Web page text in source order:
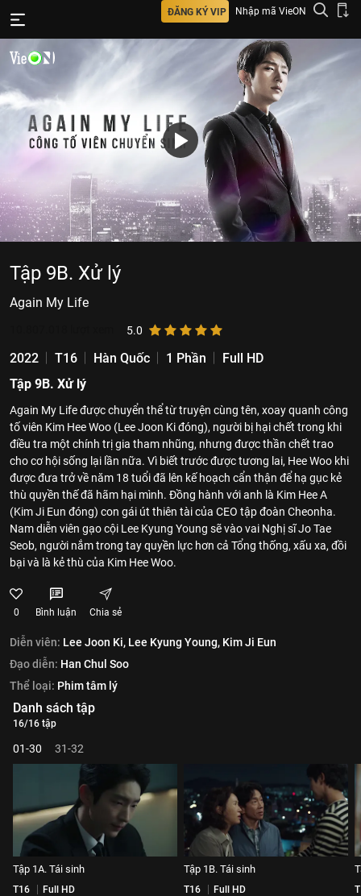
ĐĂNG KÝ VIP Nhập mã VieON
Tập 9B. Xử lý
Again My Life
5.0
2022 T16 Hàn Quốc 1 Phần
Full HD
Tập 9B. Xử lý
Again My Life được chuyển thể từ truyện cùng tên, xoay quanh công
tố viên Kim Hee Woo (Lee Joon Ki đóng), người bị hại chết trong khi
điều tra một chính trị gia tham nhũng, nhưng được thần chết trao
cho cơ hội sống lại lần nữa. Vì biết trước được tương lai, Hee Woo khi
được đưa trở về năm 18 tuổi đã lên kế hoạch cẩn thận để hạ gục kẻ
thù quyền thế đã hãm hại mình. Đồng hành với anh là Kim Hee A
(Kim Ji Eun đóng) con gái út thiên tài của CEO tập đoàn Cheonha.
Nam diễn viên gạo cội Lee Kyung Young sẽ vào vai Nghị sĩ Jo Tae
Seob, người nắm trong tay quyền lực hơn cả Tổng thống, xấu xa, đồi
bại và là kẻ thù của Kim Hee Woo.
0 Bình luận Chia sẻ
Diễn viên: Lee Joon Ki, Lee Kyung Young, Kim Ji Eun
Đạo diễn: Han Chul Soo
Thể loại: Phim tâm lý
Danh sách tập
16/16 tập
01-30 31-32
Tập 1A. Tái sinh
T16 Full HD
Tập 1B. Tái sinh
T16 Full HD